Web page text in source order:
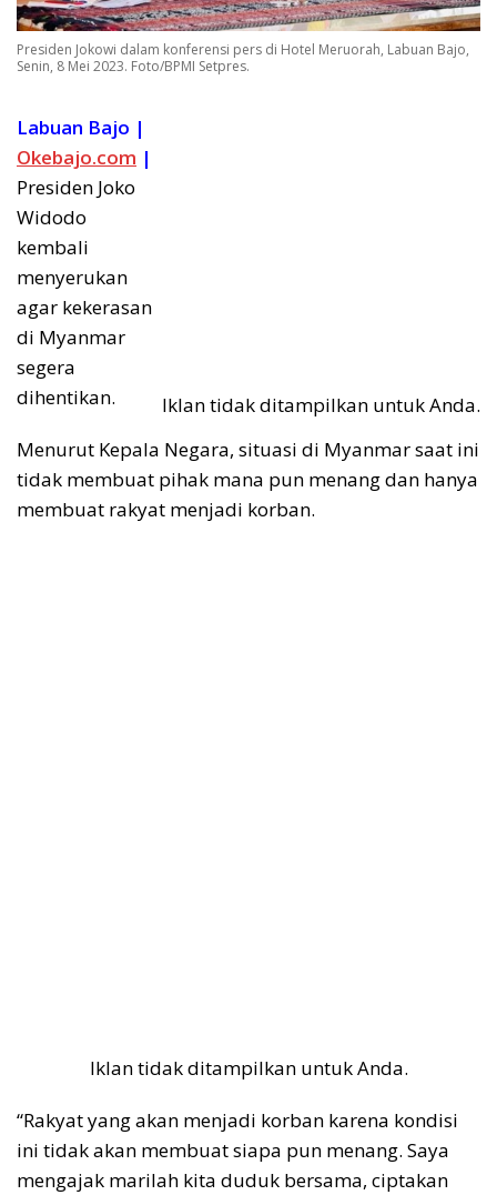
Presiden Jokowi dalam konferensi pers di Hotel Meruorah, Labuan Bajo,
Senin, 8 Mei 2023. Foto/BPMI Setpres.
Iklan tidak ditampilkan untuk Anda.
Labuan Bajo |
Okebajo.com |
Presiden Joko
Widodo
kembali
menyerukan
agar kekerasan
di Myanmar
segera
dihentikan.
Menurut Kepala Negara, situasi di Myanmar saat ini
tidak membuat pihak mana pun menang dan hanya
membuat rakyat menjadi korban.
Iklan tidak ditampilkan untuk Anda.
“Rakyat yang akan menjadi korban karena kondisi
ini tidak akan membuat siapa pun menang. Saya
mengajak marilah kita duduk bersama, ciptakan